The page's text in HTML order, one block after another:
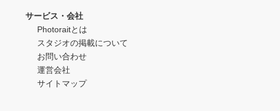
サービス・会社
Photoraitとは
スタジオの掲載について
お問い合わせ
運営会社
サイトマップ